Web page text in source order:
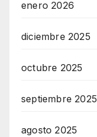
enero 2026
diciembre 2025
octubre 2025
septiembre 2025
agosto 2025